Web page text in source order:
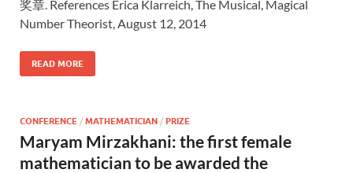
奖章. References Erica Klarreich, The Musical, Magical
Number Theorist, August 12, 2014
READ MORE
CONFERENCE / MATHEMATICIAN / PRIZE
Maryam Mirzakhani: the first female
mathematician to be awarded the